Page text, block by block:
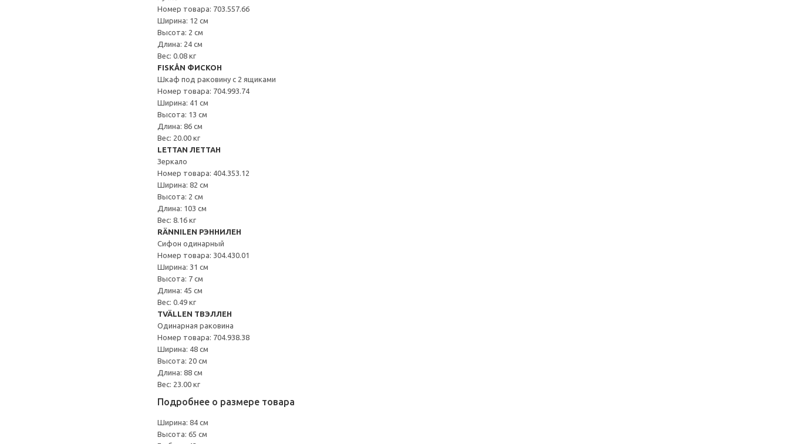
Номер товара: 703.557.66
Ширина: 12 см
Высота: 2 см
Длина: 24 см
Вес: 0.08 кг
FISKÅN ФИСКОН
Шкаф под раковину с 2 ящиками
Номер товара: 704.993.74
Ширина: 41 см
Высота: 13 см
Длина: 86 см
Вес: 20.00 кг
LETTAN ЛЕТТАН
Зеркало
Номер товара: 404.353.12
Ширина: 82 см
Высота: 2 см
Длина: 103 см
Вес: 8.16 кг
RÄNNILEN РЭННИЛЕН
Сифон одинарный
Номер товара: 304.430.01
Ширина: 31 см
Высота: 7 см
Длина: 45 см
Вес: 0.49 кг
TVÄLLEN ТВЭЛЛЕН
Одинарная раковина
Номер товара: 704.938.38
Ширина: 48 см
Высота: 20 см
Длина: 88 см
Вес: 23.00 кг
Подробнее о размере товара
Ширина: 84 см
Высота: 65 см